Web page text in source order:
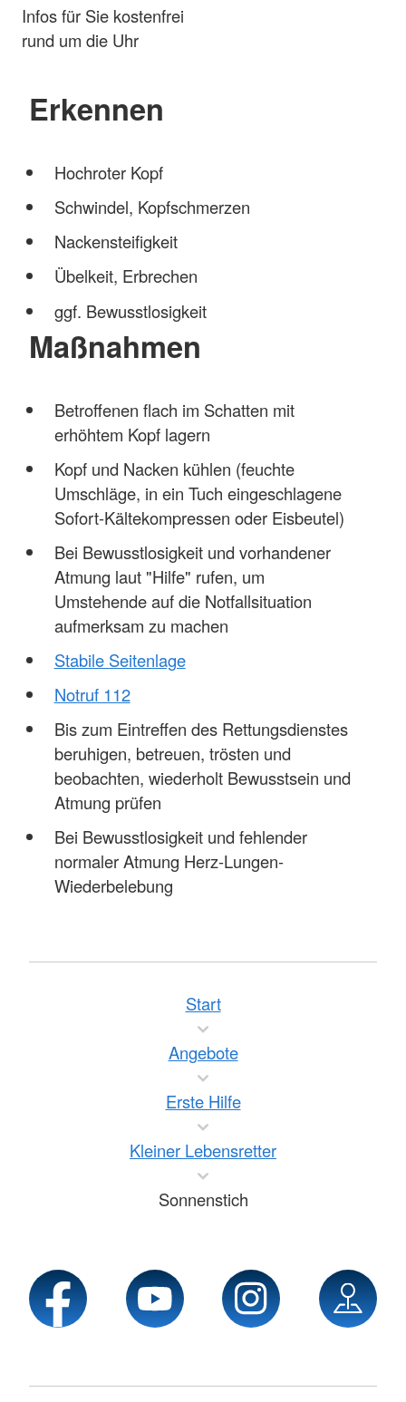
Infos für Sie kostenfrei
rund um die Uhr
Erkennen
Hochroter Kopf
Schwindel, Kopfschmerzen
Nackensteifigkeit
Übelkeit, Erbrechen
ggf. Bewusstlosigkeit
Maßnahmen
Betroffenen flach im Schatten mit
erhöhtem Kopf lagern
Kopf und Nacken kühlen (feuchte
Umschläge, in ein Tuch eingeschlagene
Sofort-Kältekompressen oder Eisbeutel)
Bei Bewusstlosigkeit und vorhandener
Atmung laut "Hilfe" rufen, um
Umstehende auf die Notfallsituation
aufmerksam zu machen
Stabile Seitenlage
Notruf 112
Bis zum Eintreffen des Rettungsdienstes
beruhigen, betreuen, trösten und
beobachten, wiederholt Bewusstsein und
Atmung prüfen
Bei Bewusstlosigkeit und fehlender
normaler Atmung Herz-Lungen-
Wiederbelebung
Start
Angebote
Erste Hilfe
Kleiner Lebensretter
Sonnenstich